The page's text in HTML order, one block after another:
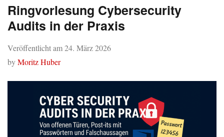
Ringvorlesung Cybersecurity
Audits in der Praxis
Veröffentlicht am24. März 2026
byMoritz Huber